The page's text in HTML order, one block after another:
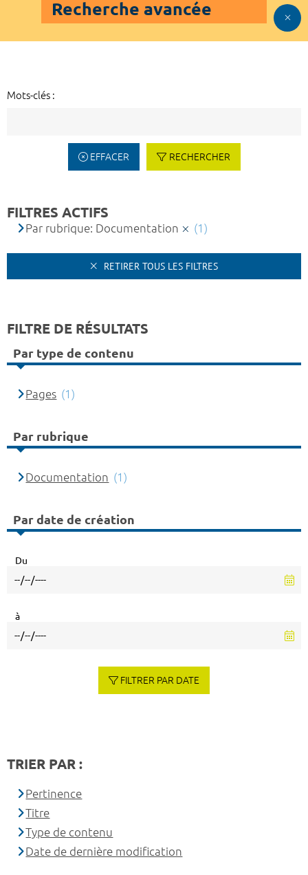
Recherche avancée
Mots-clés :
EFFACER RECHERCHER
FILTRES ACTIFS
Par rubrique: Documentation (1)
RETIRER TOUS LES FILTRES
FILTRE DE RÉSULTATS
Par type de contenu
Pages (1)
Par rubrique
Documentation (1)
Par date de création
Du
à
FILTRER PAR DATE
TRIER PAR :
Pertinence
Titre
Type de contenu
Date de dernière modification